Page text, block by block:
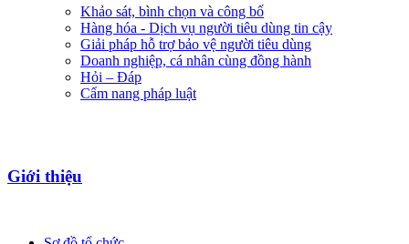
Khảo sát, bình chọn và công bố
Hàng hóa - Dịch vụ người tiêu dùng tin cậy
Giải pháp hỗ trợ bảo vệ người tiêu dùng
Doanh nghiệp, cá nhân cùng đồng hành
Hỏi – Đáp
Cẩm nang pháp luật
Giới thiệu